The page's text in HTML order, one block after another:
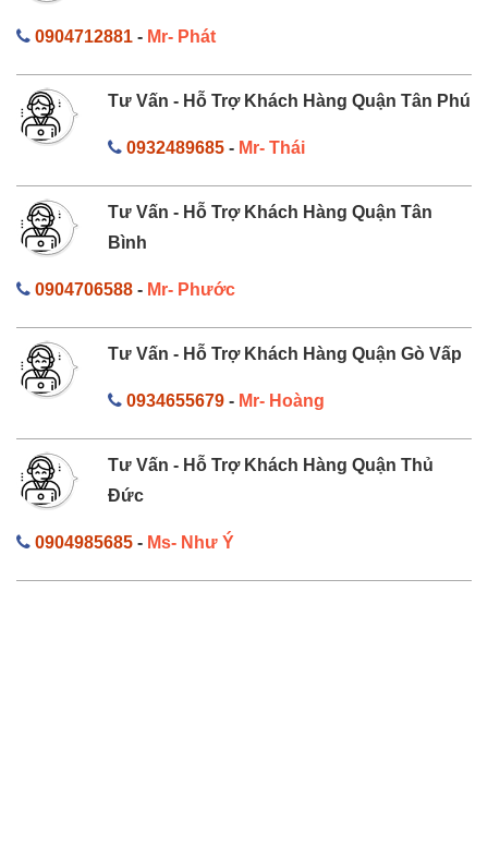
0904712881 - Mr- Phát
Tư Vấn - Hỗ Trợ Khách Hàng Quận Tân Phú
0932489685- Mr- Thái
Tư Vấn - Hỗ Trợ Khách Hàng Quận Tân
Bình
0904706588 - Mr- Phước
Tư Vấn - Hỗ Trợ Khách Hàng Quận Gò Vấp
0934655679- Mr- Hoàng
Tư Vấn - Hỗ Trợ Khách Hàng Quận Thủ
Đức
0904985685 - Ms- Như Ý